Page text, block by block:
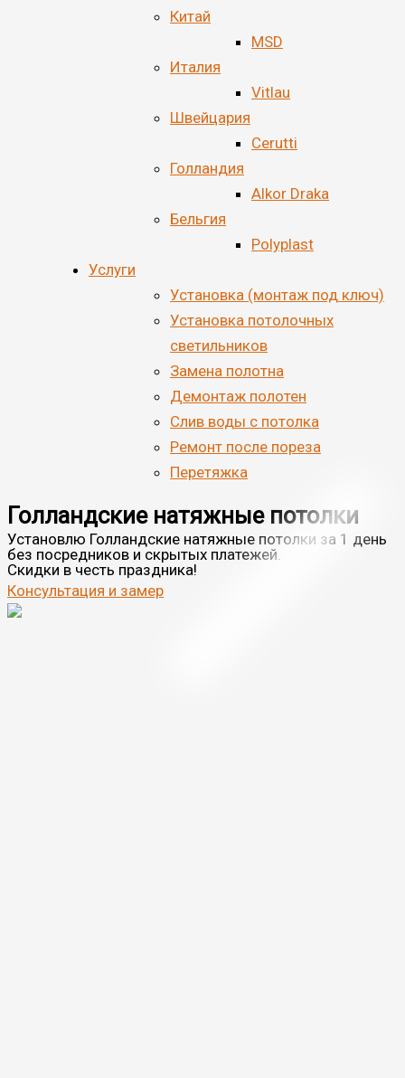
Китай
MSD
Италия
Vitlau
Швейцария
Cerutti
Голландия
Alkor Draka
Бельгия
Polyplast
Услуги
Установка (монтаж под ключ)
Установка потолочных
светильников
Замена полотна
Демонтаж полотен
Cлив воды с потолка
Ремонт после пореза
Перетяжка
Голландские натяжные потолки
Установлю Голландские натяжные потолки за 1 день
без посредников и скрытых платежей.
Скидки в честь праздника!
Консультация и замер